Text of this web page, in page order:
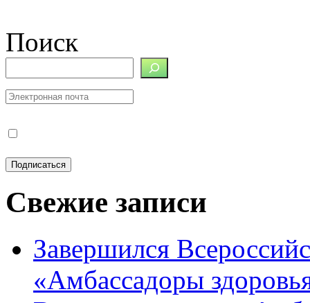
Поиск
Свежие записи
Завершился
«Амбассадоры